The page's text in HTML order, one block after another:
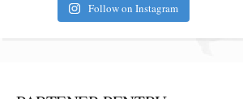
Follow on Instagram